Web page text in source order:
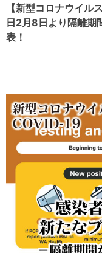
【新型コロナウイル
日2月8日より隔離期
表！